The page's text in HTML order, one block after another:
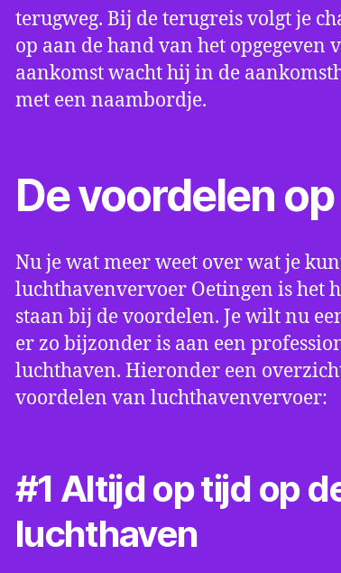
terugweg. Bij de terugreis volgt je
op aan de hand van het opgegeven
aankomst wacht hij in de
met een naambordje.
De voordelen
Nu je wat meer weet over wat je
luchthavenvervoer Oetingen is het
staan bij de voordelen. Je wilt nu
er zo bijzonder is aan een
luchthaven. Hieronder een
voordelen van luchthavenvervoer:
#1 Altijd op tijd op
luchthaven